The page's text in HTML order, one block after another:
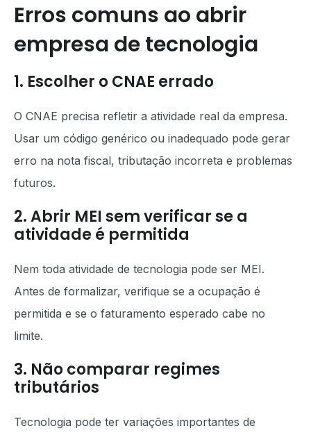
Erros comuns ao abrir
empresa de tecnologia
1. Escolher o CNAE errado
O CNAE precisa refletir a atividade real da empresa.
Usar um código genérico ou inadequado pode gerar
erro na nota fiscal, tributação incorreta e problemas
futuros.
2. Abrir MEI sem verificar se a
atividade é permitida
Nem toda atividade de tecnologia pode ser MEI.
Antes de formalizar, verifique se a ocupação é
permitida e se o faturamento esperado cabe no
limite.
3. Não comparar regimes
tributários
Tecnologia pode ter variações importantes de